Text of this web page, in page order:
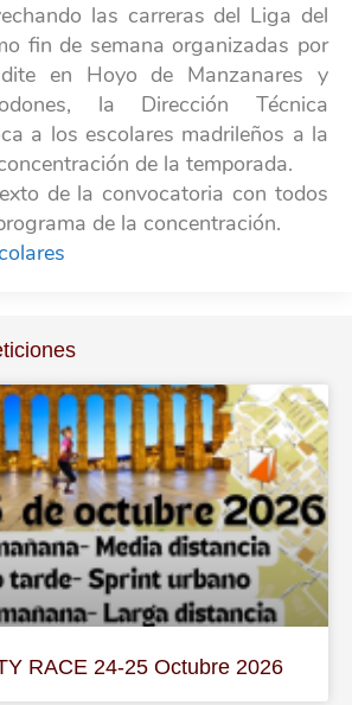
las carreras del Liga del
fin de semana organizadas por
en Hoyo de Manzanares y
la Dirección Técnica
a los escolares madrileños a la
de la temporada.
de la convocatoria con todos
de la concentración.
RACE 24-25 Octubre 2026